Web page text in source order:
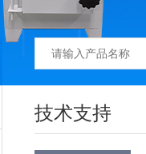
技术支持